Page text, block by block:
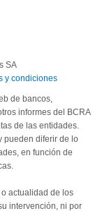
SA
y condiciones
de bancos,
informes del BCRA
de las entidades.
pueden diferir de lo
en función de
actualidad de los
intervención, ni por